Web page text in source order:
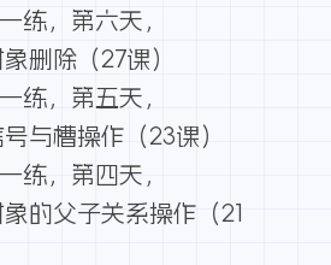
练，第六天，
删除（27课）
练，第五天，
与槽操作（23课）
练，第四天，
的父子关系操作（21